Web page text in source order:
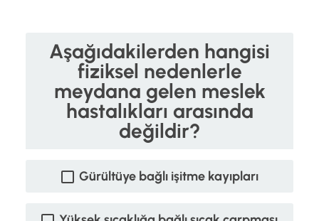
Aşağıdakilerden hangisi
fiziksel nedenlerle
meydana gelen meslek
hastalıkları arasında
değildir?
Gürültüye bağlı işitme kayıpları